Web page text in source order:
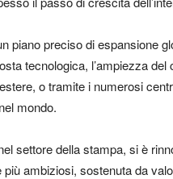
piano preciso di espansione
tecnologica, l’ampiezza
o tramite i numerosi
mondo.
settore della stampa, si è
ambiziosi, sostenuta da